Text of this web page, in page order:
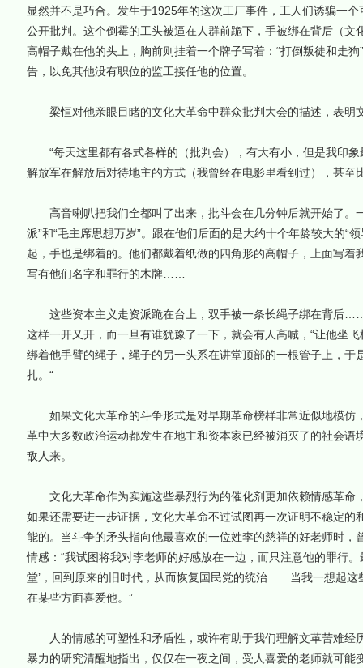
显然并不是巧合。发生于1925年的这次工厂事件，工人们诱骗一
公开批判。这个倒霉的工头被逼在人群前跪下，手被绑在背后（文
高帽子戴在他的头上，胸前则挂着一个牌子写着：“打倒叛徒和走
告，以免其他没有职位的监工接任他的位置。
梁恒对他亲眼目睹的文化大革命中群众批判大会的描述，表明
“每天这里都有各式各样的（批判会），有大有小，但是我印象
解放军在解放后对待地主的方式（我曾经在电影里看到过），甚至
高音喇叭把我们全都叫了出来，批斗会在几分钟后就开始了。
派”和“毛主席思想万岁”。跟在他们后面的是大约十个年龄较大的“
起，手也是绑着的。他们都戴着纸做的四角形的高帽子，上面写
写有他们名字和罪行的木牌……
这些资本主义走资派跪在台上，双手被一条长绳子绑在背后
这样一开又开，而一旦有谁犹豫了一下，就会有人高喊，“让他坐
绑着他手臂的绳子，绳子的另一头系在讲堂顶部的一根管子上，于
扎。“
如果文化大革命的斗争形式是对早期革命榜样非常近似地模仿
革中大多数政治运动都发生在地主和资本家已经被消灭了的社会
敌人来。
文化大革命作为实施这些暴烈行为的催化剂更加依赖情感革命
如果还需要进一步证据，文化大革命不过试图再一次证明不稳定
能的。当斗争的矛头指向他最喜欢的一位姓李的慈祥的好老师时
情感：“我试图将我对李老师的好感放在一边，而只注意他的罪行
堂’，回到原来的旧时代，从而恢复国民党的统治……当我一想起这
在某些方面喜爱他。”
人的情感的可塑性和矛盾性，或许有助于我们理解文革苦难经
暴力的研究清醒地指出，仅仅在一夜之间，受人喜爱的老师就可